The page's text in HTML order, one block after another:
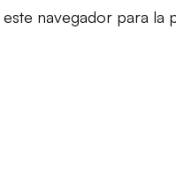
navegador para la